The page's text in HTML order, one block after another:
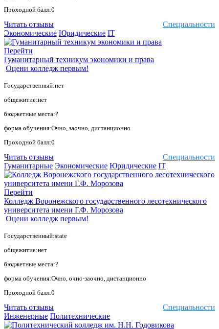
Проходной балл:0
Специальности
Читать отзывы
Экономические Юридические IT
Перейти
Гуманитарный техникум экономики и права
Оцени колледж первым!
Государственный:нет
общежитие:нет
бюджетные места:?
форма обучения:Очно, заочно, дистанционно
Проходной балл:0
Специальности
Читать отзывы
Гуманитарные Экономические Юридические IT
Перейти
Колледж Воронежского государственного лесотехнического
университета имени Г.Ф. Морозова
Оцени колледж первым!
Государственный:state
общежитие:нет
бюджетные места:?
форма обучения:Очно, очно-заочно, дистанционно
Проходной балл:0
Специальности
Читать отзывы
Инженерные Политехнические